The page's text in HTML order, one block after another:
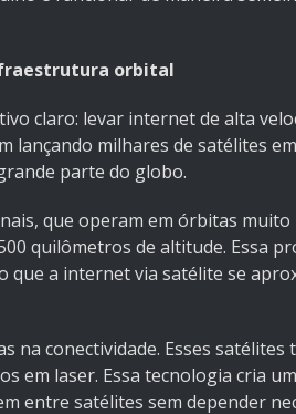
orbital
claro: levar internet de alta
lançando milhares de satélites
parte do globo.
que operam em órbitas
quilômetros de altitude. Essa
que a internet via satélite se
na conectividade. Esses
em laser. Essa tecnologia cria
entre satélites sem depender